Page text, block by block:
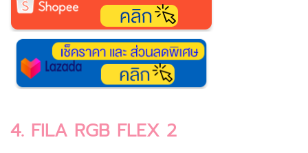
4. FILA RGB FLEX 2